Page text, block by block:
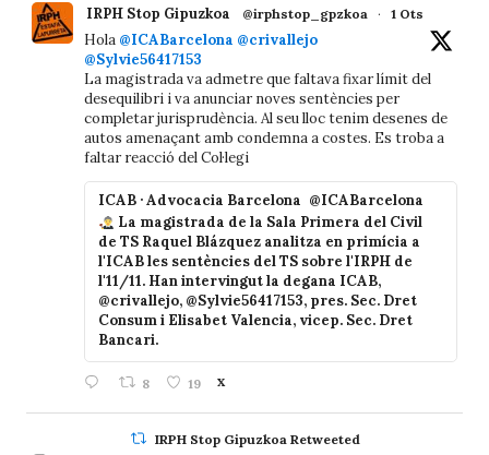
IRPH Stop Gipuzkoa @irphstop_gpzkoa · 1 Ots
Hola @ICABarcelona @crivallejo
@Sylvie56417153
La magistrada va admetre que faltava fixar límit del
desequilibri i va anunciar noves sentències per
completar jurisprudència. Al seu lloc tenim desenes de
autos amenaçant amb condemna a costes. Es troba a
faltar reacció del Col·legi
ICAB · Advocacia Barcelona @ICABarcelona
La magistrada de la Sala Primera del Civil
de TS Raquel Blázquez analitza en primícia a
l'ICAB les sentències del TS sobre l'IRPH de
l'11/11. Han intervingut la degana ICAB,
@crivallejo, @Sylvie56417153, pres. Sec. Dret
Consum i Elisabet Valencia, vicep. Sec. Dret
Bancari.
8 19 X
IRPH Stop Gipuzkoa Retweeted